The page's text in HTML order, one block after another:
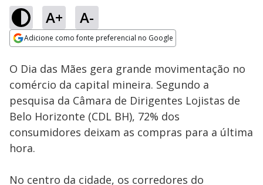
A+ A-
Adicione como fonte preferencial no Google
Ativar
Loaded :
38.16%
O Dia das Mães gera grande movimentação no
comércio da capital mineira. Segundo a
pesquisa da Câmara de Dirigentes Lojistas de
Belo Horizonte (CDL BH), 72% dos
consumidores deixam as compras para a última
hora.
No centro da cidade, os corredores do